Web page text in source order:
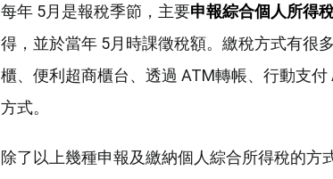
每年 5月是報稅季節，主要申報綜合個人所得
得，並於當年 5月時課徵稅額。繳稅方式有很
櫃、便利超商櫃台、透過 ATM轉帳、行動支
方式。
除了以上幾種申報及繳納個人綜合所得稅的方